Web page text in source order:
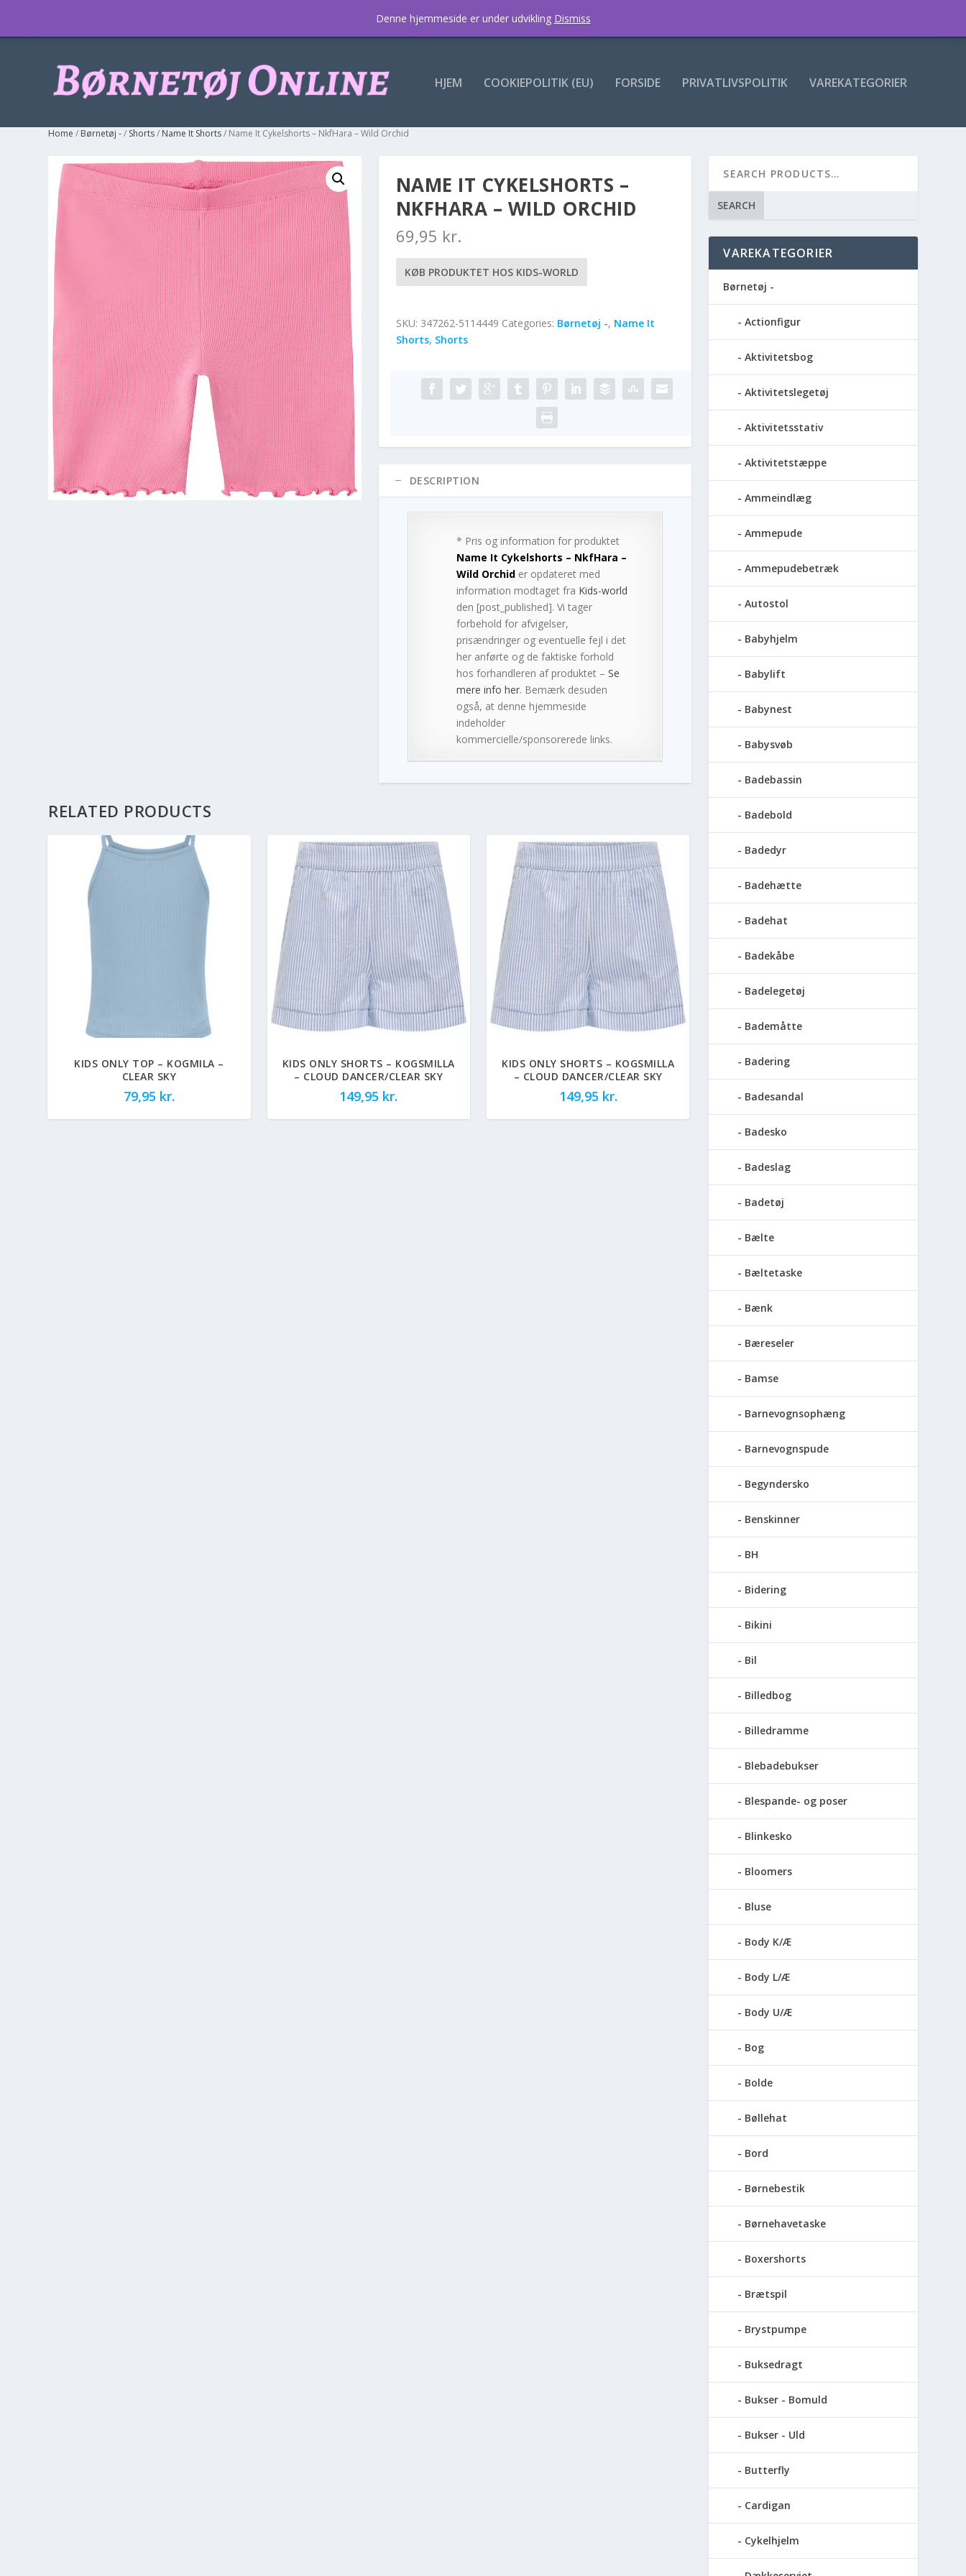
HJEM COOKIEPOLITIK (EU) FORSIDE PRIVATLIVSPOLITIK VAREKATEGORIER
Home / Børnetøj -/ Shorts/ Name It Shorts/ Name It Cykelshorts – NkfHara – Wild Orchid
NAME IT CYKELSHORTS –
NKFHARA – WILD ORCHID
69,95 kr.
KØB PRODUKTET HOS KIDS-WORLD
SKU: 347262-5114449 Categories: Børnetøj -, Name It
Shorts, Shorts
DESCRIPTION
* Pris og information for produktet
Name It Cykelshorts – NkfHara –
Wild Orchider opdateret med
information modtaget fra Kids-world
den [post_published]. Vi tager
forbehold for afvigelser,
prisændringer og eventuelle fejl i det
her anførte og de faktiske forhold
hos forhandleren af produktet – Se
mere info her. Bemærk desuden
også, at denne hjemmeside
indeholder
kommercielle/sponsorerede links.
RELATED PRODUCTS
KIDS ONLY TOP – KOGMILA –
CLEAR SKY
79,95 kr.
KIDS ONLY SHORTS – KOGSMILLA
– CLOUD DANCER/CLEAR SKY
149,95 kr.
KIDS ONLY SHORTS – KOGSMILLA
– CLOUD DANCER/CLEAR SKY
149,95 kr.
SEARCH
VAREKATEGORIER
Børnetøj -
Actionfigur
Aktivitetsbog
Aktivitetslegetøj
Aktivitetsstativ
Aktivitetstæppe
Ammeindlæg
Ammepude
Ammepudebetræk
Autostol
Babyhjelm
Babylift
Babynest
Babysvøb
Badebassin
Badebold
Badedyr
Badehætte
Badehat
Badekåbe
Badelegetøj
Bademåtte
Badering
Badesandal
Badesko
Badeslag
Badetøj
Bælte
Bæltetaske
Bænk
Bæreseler
Bamse
Barnevognsophæng
Barnevognspude
Begyndersko
Benskinner
BH
Bidering
Bikini
Bil
Billedbog
Billedramme
Blebadebukser
Blespande- og poser
Blinkesko
Bloomers
Bluse
Body K/Æ
Body L/Æ
Body U/Æ
Bog
Bolde
Bøllehat
Bord
Børnebestik
Børnehavetaske
Boxershorts
Brætspil
Brystpumpe
Buksedragt
Bukser - Bomuld
Bukser - Uld
Butterfly
Cardigan
Cykelhjelm
Denne hjemmeside er under udvikling Dismiss